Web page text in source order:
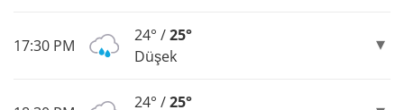
17:30 PM
24° /25°
Düşek
24° /25°